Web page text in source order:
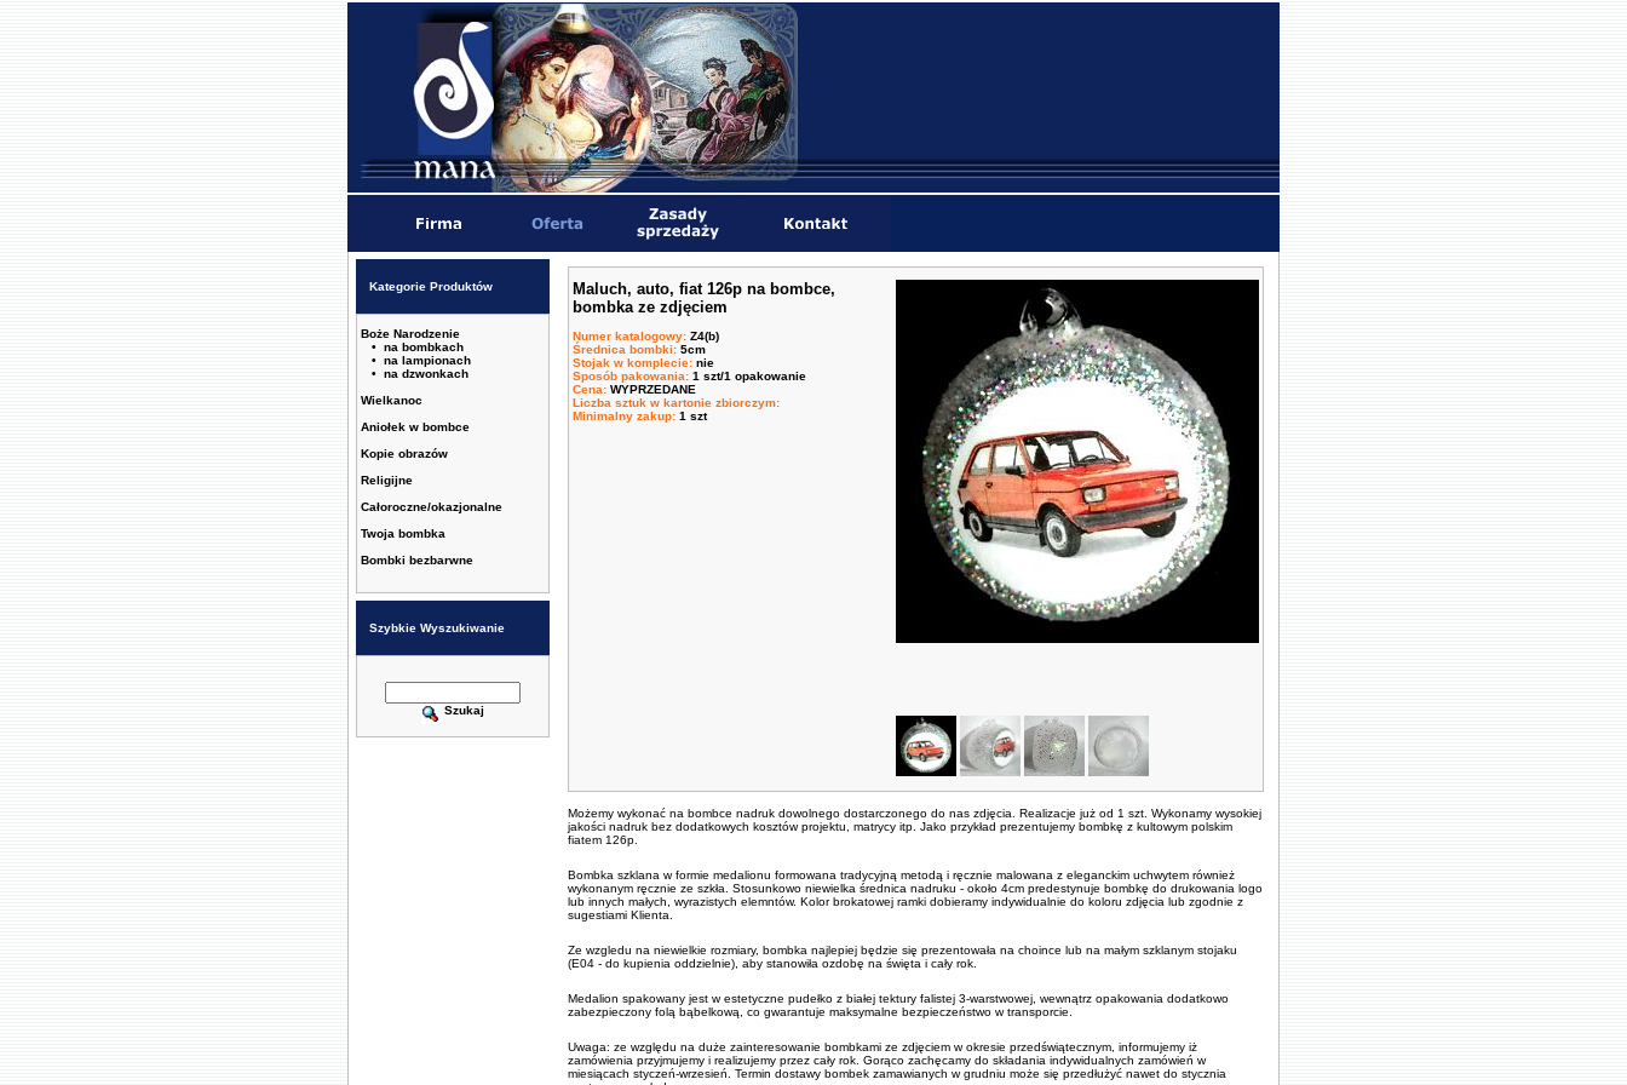
Kategorie Produktów
Boże Narodzenie
• na bombkach
• na lampionach
• na dzwonkach
Wielkanoc
Aniołek w bombce
Kopie obrazów
Religijne
Całoroczne/okazjonalne
Twoja bombka
Bombki bezbarwne
Szybkie Wyszukiwanie
Szukaj
Maluch, auto, fiat 126p na bombce,
bombka ze zdjęciem
Numer katalogowy: Z4(b)
Średnica bombki: 5cm
Stojak w komplecie: nie
Sposób pakowania: 1 szt/1 opakowanie
Cena: WYPRZEDANE
Liczba sztuk w kartonie zbiorczym:
Minimalny zakup: 1 szt
Możemy wykonać na bombce nadruk dowolnego dostarczonego do nas zdjęcia. Realizacje już od 1 szt. Wykonamy wysokiej
jakości nadruk bez dodatkowych kosztów projektu, matrycy itp. Jako przykład prezentujemy bombkę z kultowym polskim
fiatem 126p.
Bombka szklana w formie medalionu formowana tradycyjną metodą i ręcznie malowana z eleganckim uchwytem również
wykonanym ręcznie ze szkła. Stosunkowo niewielka średnica nadruku - około 4cm predestynuje bombkę do drukowania logo
lub innych małych, wyrazistych elemntów. Kolor brokatowej ramki dobieramy indywidualnie do koloru zdjęcia lub zgodnie z
sugestiami Klienta.
Ze wzgledu na niewielkie rozmiary, bombka najlepiej będzie się prezentowała na choince lub na małym szklanym stojaku
(E04 - do kupienia oddzielnie), aby stanowiła ozdobę na święta i cały rok.
Medalion spakowany jest w estetyczne pudełko z białej tektury falistej 3-warstwowej, wewnątrz opakowania dodatkowo
zabezpieczony folą bąbelkową, co gwarantuje maksymalne bezpieczeństwo w transporcie.
Uwaga: ze względu na duże zainteresowanie bombkami ze zdjęciem w okresie przedświątecznym, informujemy iż
zamówienia przyjmujemy i realizujemy przez cały rok. Gorąco zachęcamy do składania indywidualnych zamówień w
miesiącach styczeń-wrzesień. Termin dostawy bombek zamawianych w grudniu może się przedłużyć nawet do stycznia